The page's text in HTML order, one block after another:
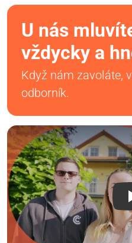
U nás
vždycky a
Když nám zavoláte,
odborník.